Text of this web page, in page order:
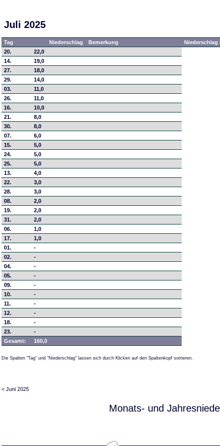
Juli 2025
Tag Niederschlag Bemerkung
20.
22,0
14.
19,0
27.
18,0
29.
14,0
03.
11,0
26.
11,0
16.
10,0
21.
8,0
30.
8,0
07.
6,0
15.
5,0
24.
5,0
25.
5,0
13.
4,0
22.
3,0
28.
3,0
08.
2,0
19.
2,0
31.
2,0
06.
1,0
17.
1,0
01.
-
02.
-
04.
-
05.
-
09.
-
10.
-
11.
-
12.
-
18.
-
23.
-
Gesamt:
160,0
Die Spalten "Tag" und "Niederschlag" lassen sich durch Klicken auf den Spaltenkopf sortieren.
< Juni 2025
Monats- und